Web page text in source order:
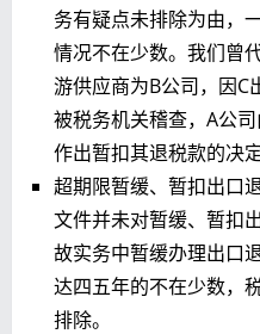
务有疑点未排除为由，
情况不在少数。我们曾
游供应商为B公司，因C
被税务机关稽查，A公
作出暂扣其退税款的决定
超期限暂缓、暂扣出口
文件并未对暂缓、暂扣
故实务中暂缓办理出口
达四五年的不在少数，
排除。